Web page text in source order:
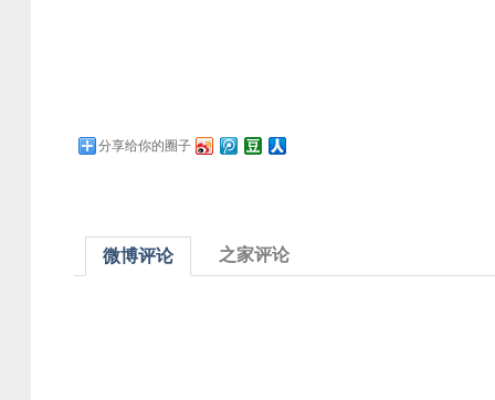
分享给你的圈子
微博评论 之家评论